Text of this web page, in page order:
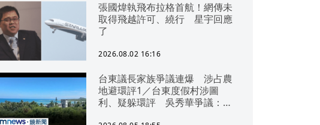
張國煒執飛布拉格首航！網傳未
取得飛越許可、繞行 星宇回應
了
2026.08.02 16:16
台東議長家族爭議連爆 涉占農
地避環評1／台東度假村涉圖
利、疑躲環評 吳秀華爭議：概